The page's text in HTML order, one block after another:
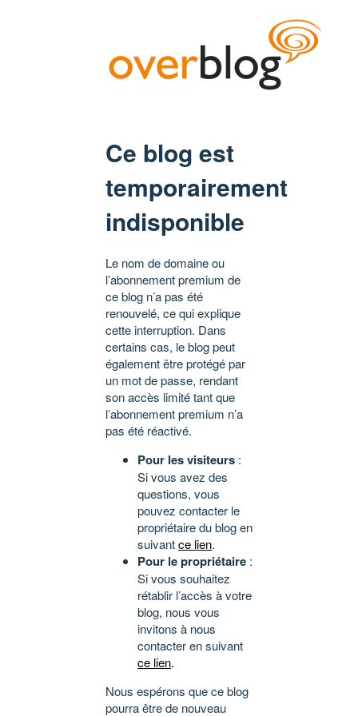
Ce blog est
temporairement
indisponible
Le nom de domaine ou
l’abonnement premium de
ce blog n’a pas été
renouvelé, ce qui explique
cette interruption. Dans
certains cas, le blog peut
également être protégé par
un mot de passe, rendant
son accès limité tant que
l’abonnement premium n’a
pas été réactivé.
Pour les visiteurs :
Si vous avez des
questions, vous
pouvez contacter le
propriétaire du blog en
suivantce lien.
Pour le propriétaire :
Si vous souhaitez
rétablir l’accès à votre
blog, nous vous
invitons à nous
contacter en suivant
ce lien.
Nous espérons que ce blog
pourra être de nouveau